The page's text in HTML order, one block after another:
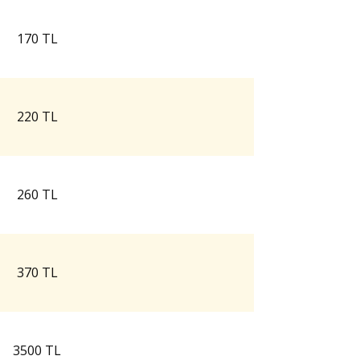
170 TL
220 TL
260 TL
370 TL
3500 TL